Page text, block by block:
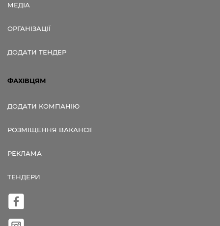
МЕДІА
ОРГАНІЗАЦІЇ
ДОДАТИ ТЕНДЕР
ФАХІВЦЯМ
ДОДАТИ КОМПАНІЮ
РОЗМІЩЕННЯ ВАКАНСІЇ
РЕКЛАМА
ТЕНДЕРИ